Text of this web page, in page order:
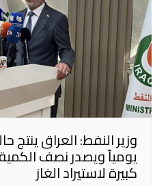
يومياً ويصدر نصف
كبيرة لاستيراد الغاز